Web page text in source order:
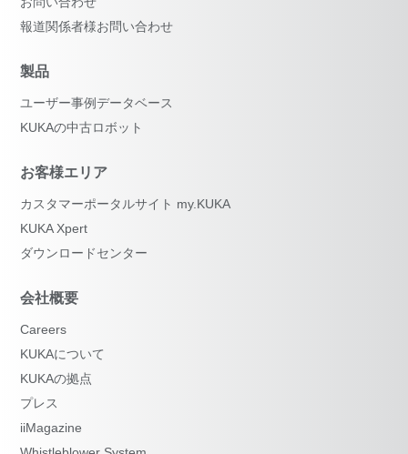
報道関係者様お問い合わせ
製品
ユーザー事例データベース
KUKAの中古ロボット
お客様エリア
カスタマーポータルサイト my.KUKA
KUKA Xpert
ダウンロードセンター
会社概要
Careers
KUKAについて
KUKAの拠点
プレス
iiMagazine